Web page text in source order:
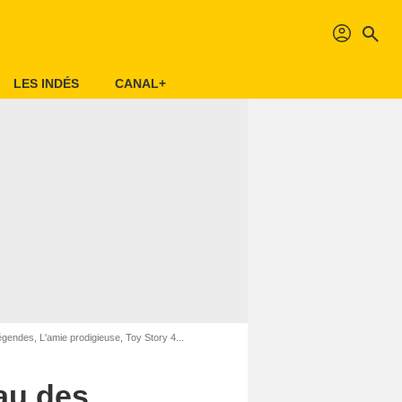
profil search
LES INDÉS CANAL+
L'amie prodigieuse, Toy Story 4...